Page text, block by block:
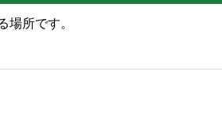
場所です。